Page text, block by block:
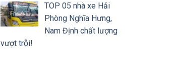
TOP 05 nhà xe Hải
Phòng Nghĩa Hưng,
Nam Định chất lượng
vượt trội!